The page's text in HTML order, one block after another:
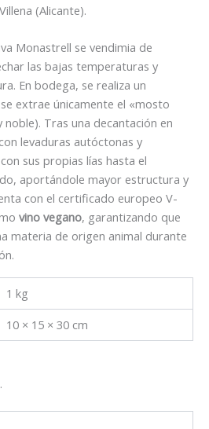
(Alicante).
Monastrell se vendimia de
las bajas temperaturas y
En bodega, se realiza un
extrae únicamente el «mosto
Tras una decantación en
levaduras autóctonas y
sus propias lías hasta el
aportándole mayor estructura y
con el certificado europeo V-
vino vegano, garantizando que
materia de origen animal durante
1 kg
10 × 15 × 30 cm